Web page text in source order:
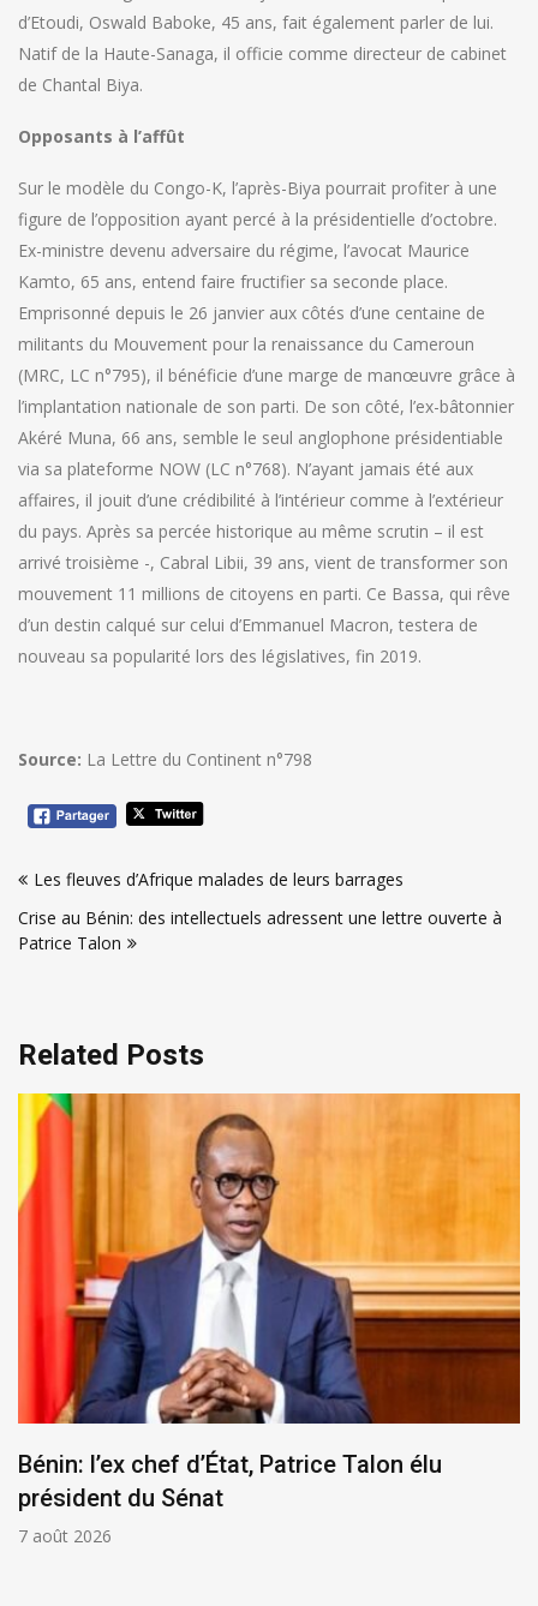
d’Etoudi, Oswald Baboke, 45 ans, fait également parler de lui.
Natif de la Haute-Sanaga, il officie comme directeur de cabinet
de Chantal Biya.
Opposants à l’affût
Sur le modèle du Congo-K, l’après-Biya pourrait profiter à une
figure de l’opposition ayant percé à la présidentielle d’octobre.
Ex-ministre devenu adversaire du régime, l’avocat Maurice
Kamto, 65 ans, entend faire fructifier sa seconde place.
Emprisonné depuis le 26 janvier aux côtés d’une centaine de
militants du Mouvement pour la renaissance du Cameroun
(MRC, LC n°795), il bénéficie d’une marge de manœuvre grâce à
l’implantation nationale de son parti. De son côté, l’ex-bâtonnier
Akéré Muna, 66 ans, semble le seul anglophone présidentiable
via sa plateforme NOW (LC n°768). N’ayant jamais été aux
affaires, il jouit d’une crédibilité à l’intérieur comme à l’extérieur
du pays. Après sa percée historique au même scrutin – il est
arrivé troisième -, Cabral Libii, 39 ans, vient de transformer son
mouvement 11 millions de citoyens en parti. Ce Bassa, qui rêve
d’un destin calqué sur celui d’Emmanuel Macron, testera de
nouveau sa popularité lors des législatives, fin 2019.
Source: La Lettre du Continent n°798
de
l’article
Les fleuves d’Afrique malades de leurs barrages
Crise au Bénin: des intellectuels adressent une lettre ouverte à
Patrice Talon
Related Posts
Bénin: l’ex chef d’État, Patrice Talon élu
président du Sénat
7 août 2026